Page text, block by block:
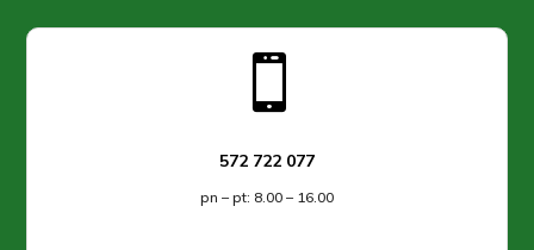

572 722 077
pn – pt: 8.00 – 16.00